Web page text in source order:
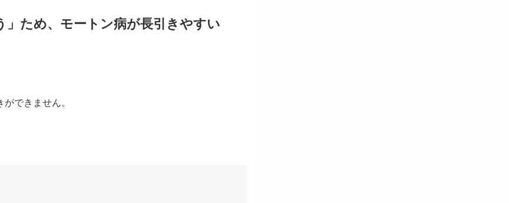
」ため、モートン病が長引きやすい
できません。